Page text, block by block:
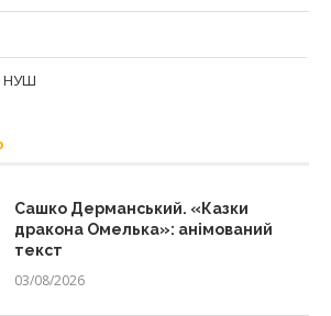
НУШ
Сашко Дерманський. «Казки
дракона Омелька»: анімований
текст
03/08/2026